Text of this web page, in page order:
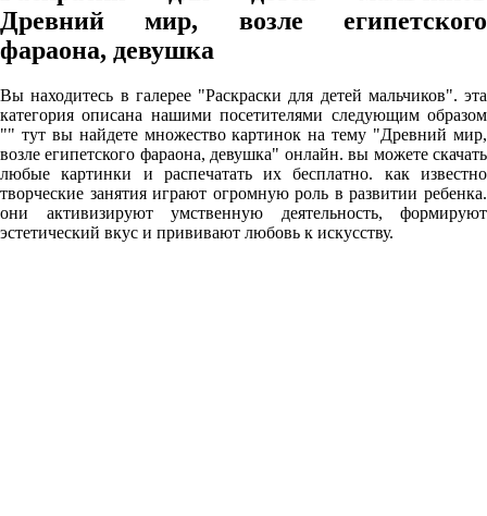
Древний мир, возле египетского
фараона, девушка
Вы находитесь в галерее "Раскраски для детей мальчиков". эта
категория описана нашими посетителями следующим образом
"" тут вы найдете множество картинок на тему "Древний мир,
возле египетского фараона, девушка" онлайн. вы можете скачать
любые картинки и распечатать их бесплатно. как известно
творческие занятия играют огромную роль в развитии ребенка.
они активизируют умственную деятельность, формируют
эстетический вкус и прививают любовь к искусству.